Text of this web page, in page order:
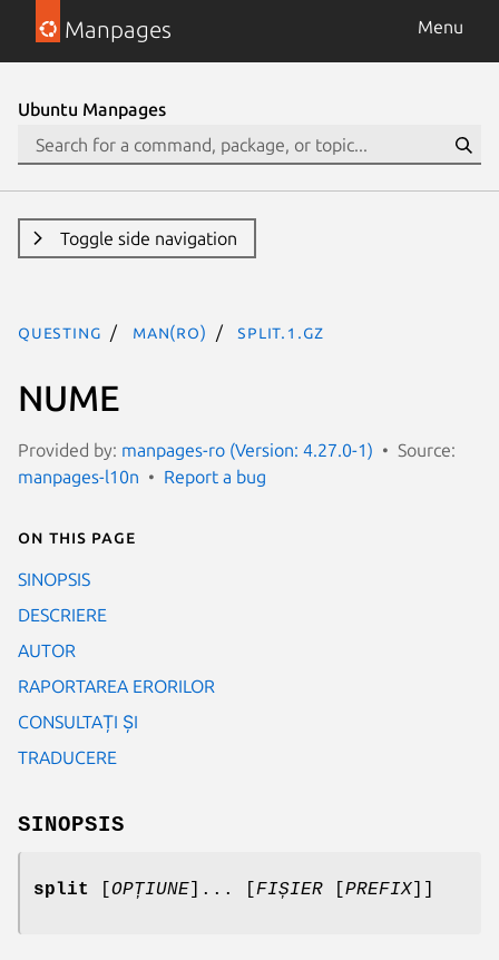
Manpages Menu
Ubuntu Manpages
Toggle side navigation
questing man(ro) split.1.gz
NUME
Provided by: manpages-ro (Version: 4.27.0-1)
Source:
manpages-l10n
Report a bug
On this page
SINOPSIS
DESCRIERE
AUTOR
RAPORTAREA ERORILOR
CONSULTAȚI ȘI
TRADUCERE
SINOPSIS
split OPȚIUNE ]... [ FIȘIER PREFIX